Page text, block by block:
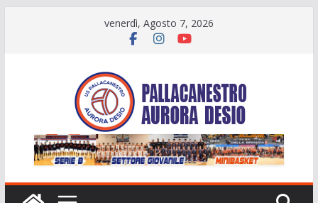
venerdì, Agosto 7, 2026